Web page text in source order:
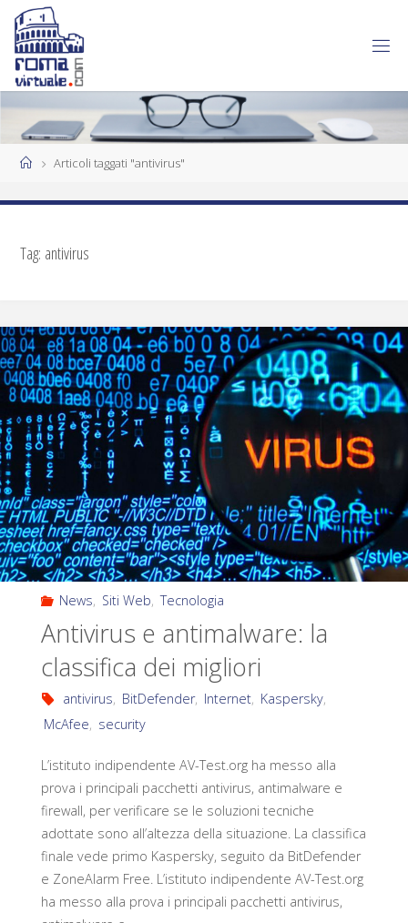
Articoli taggati "antivirus"
Tag: antivirus
News, Siti Web, Tecnologia
Antivirus e antimalware: la
classifica dei migliori
antivirus, BitDefender, Internet, Kaspersky,
McAfee, security
L’istituto indipendente AV-Test.org ha messo alla
prova i principali pacchetti antivirus, antimalware e
firewall, per verificare se le soluzioni tecniche
adottate sono all’altezza della situazione. La classifica
finale vede primo Kaspersky, seguito da BitDefender
e ZoneAlarm Free. L’istituto indipendente AV-Test.org
ha messo alla prova i principali pacchetti antivirus,